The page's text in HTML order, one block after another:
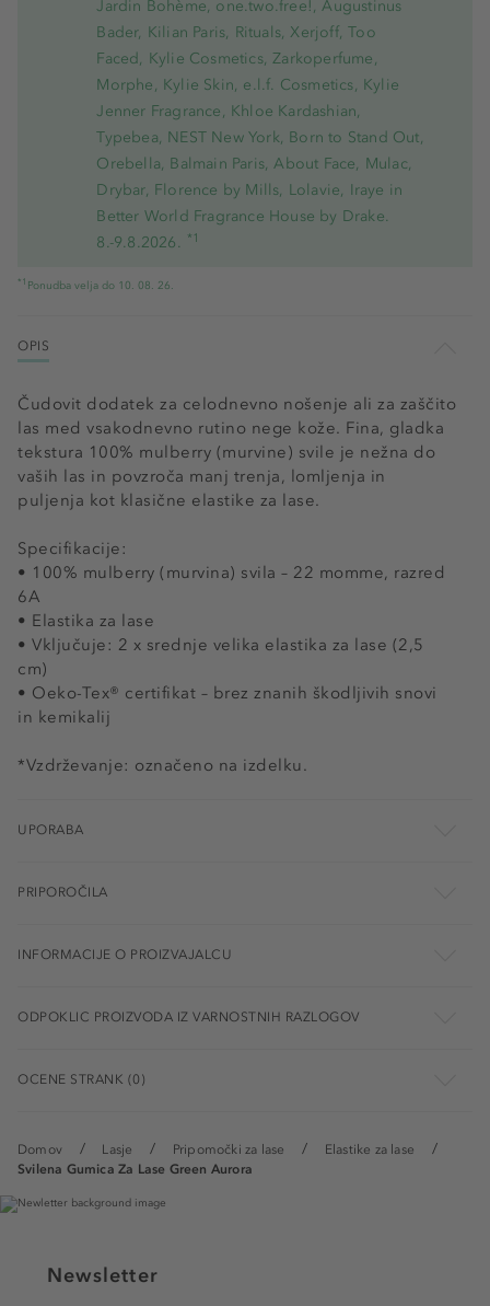
Domov Lasje Pripomočki za lase
Elastike za lase
Svilena Gumica Za Lase Green Aurora
Jardin Bohème, one.two.free!, Augustinus
Bader, Kilian Paris, Rituals, Xerjoff, Too
Faced, Kylie Cosmetics, Zarkoperfume,
Morphe, Kylie Skin, e.l.f. Cosmetics, Kylie
Jenner Fragrance, Khloe Kardashian,
Typebea, NEST New York, Born to Stand Out,
Orebella, Balmain Paris, About Face, Mulac,
Drybar, Florence by Mills, Lolavie, Iraye in
Better World Fragrance House by Drake.
8.-9.8.2026. *1
*1 Ponudba velja do 10. 08. 26.
OPIS
Čudovit dodatek za celodnevno nošenje ali za zaščito
las med vsakodnevno rutino nege kože. Fina, gladka
tekstura 100% mulberry (murvine) svile je nežna do
vaših las in povzroča manj trenja, lomljenja in
puljenja kot klasične elastike za lase.
Specifikacije:
• 100% mulberry (murvina) svila – 22 momme, razred
6A
• Elastika za lase
• Vključuje: 2 x srednje velika elastika za lase (2,5
cm)
• Oeko-Tex® certifikat – brez znanih škodljivih snovi
in kemikalij
*Vzdrževanje: označeno na izdelku.
UPORABA
PRIPOROČILA
INFORMACIJE O PROIZVAJALCU
ODPOKLIC PROIZVODA IZ VARNOSTNIH RAZLOGOV
OCENE STRANK (0)
Newsletter